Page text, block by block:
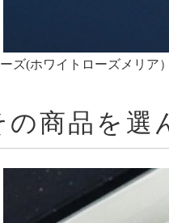
ズ(ホワイトローズメリア
の商品を選